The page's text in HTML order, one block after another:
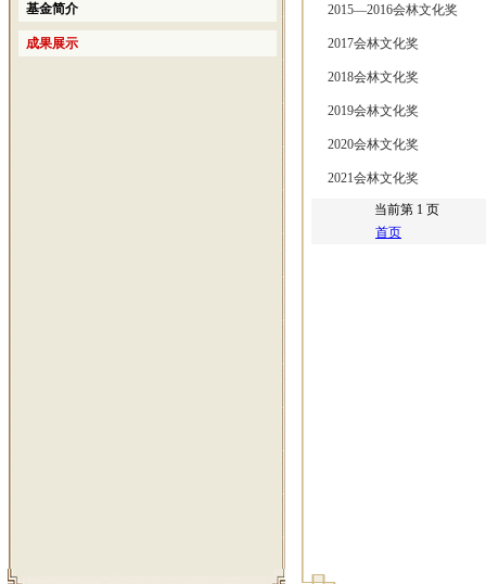
基金简介
成果展示
2015—2016会林文化奖
2017会林文化奖
2018会林文化奖
2019会林文化奖
2020会林文化奖
2021会林文化奖
当前第 1 页
首页